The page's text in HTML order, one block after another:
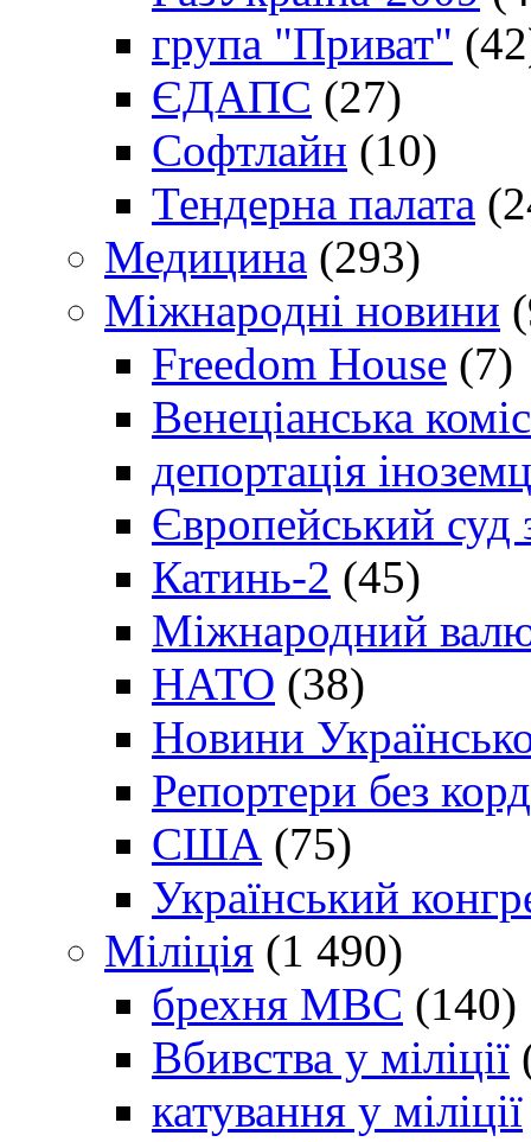
група "Приват"
ЄДАПС (27)
Софтлайн (10)
Тендерна палата
Медицина (293)
Міжнародні новини
Freedom House (7)
Венеціанська
депортація
Європейський
Катинь-2 (45)
Міжнародний
НАТО (38)
Новини
Репортери без
США (75)
Український
Міліція (1 490)
брехня МВС (140)
Вбивства у міліції
катування у міліції